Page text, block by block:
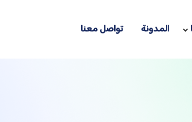
المدونة تواصل معنا